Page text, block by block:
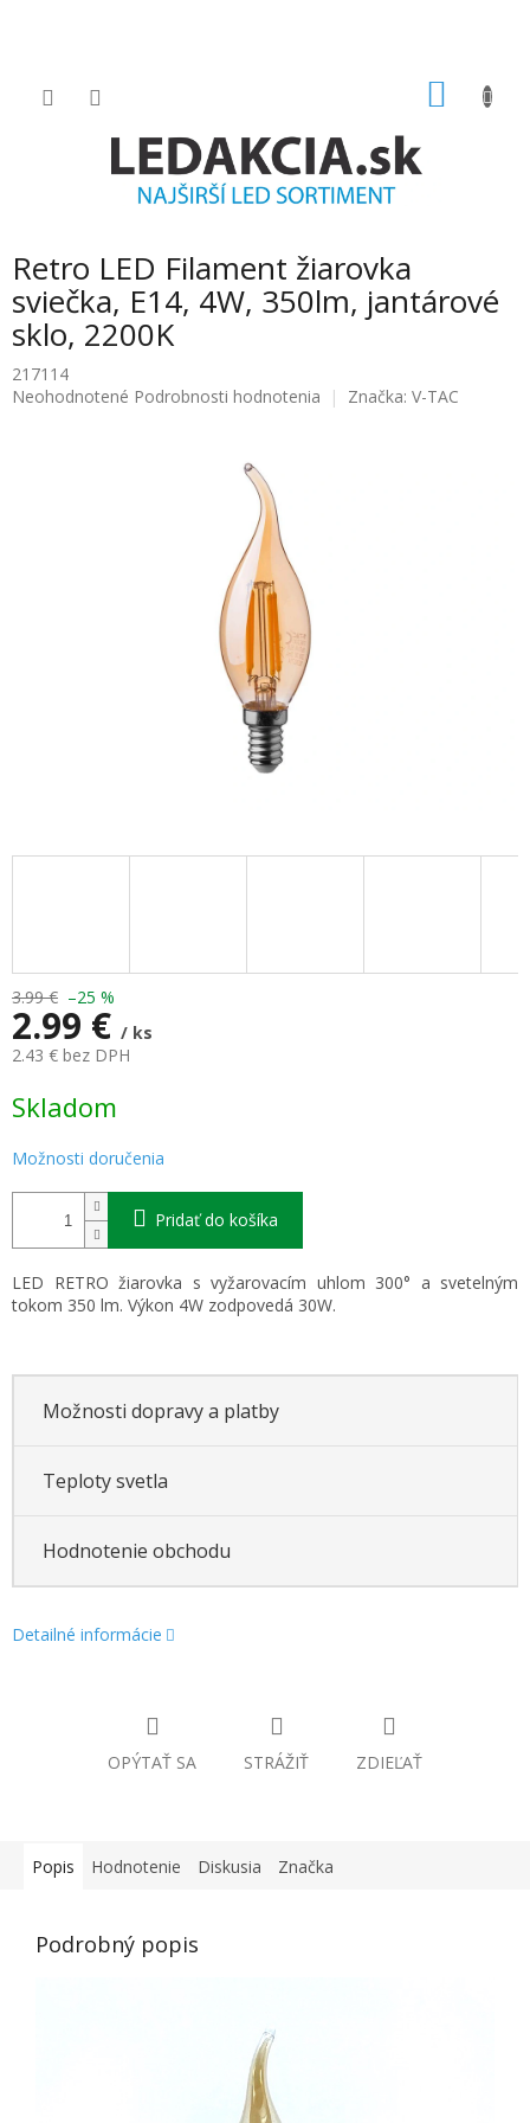
Retro LED Filament žiarovka
sviečka, E14, 4W, 350lm, jantárové
sklo, 2200K
217114
Priemerné
Neohodnotené Podrobnosti hodnotenia Značka: V-TAC
3.99 € –25 %
2.99 € / ks
2.43 € bez DPH
cena:
Skladom
Možnosti doručenia
Pridať do košíka
LED RETRO žiarovka s vyžarovacím uhlom 300° a svetelným
tokom 350 lm. Výkon 4W zodpovedá 30W.
Možnosti dopravy a platby
Teploty svetla
Hodnotenie obchodu
Detailné informácie
OPÝTAŤ SA STRÁŽIŤ ZDIEĽAŤ
Popis Hodnotenie Diskusia Značka
Podrobný popis